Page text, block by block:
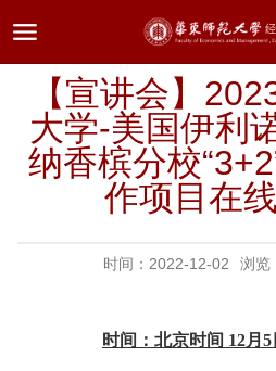
【宣讲会】
大学-美国伊利
纳香槟分校
作项目在
时间：2022-12-02 浏览
时间：北京时间 12月